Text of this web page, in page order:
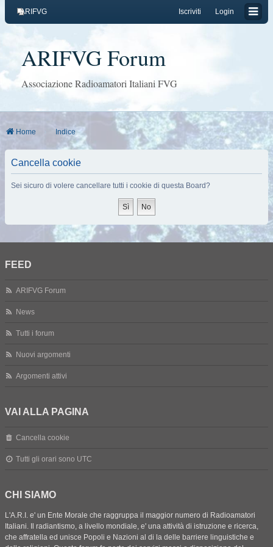
Login
Iscriviti
ARIFVG
ARIFVG Forum
Associazione Radioamatori Italiani FVG
Home Indice
Cancella cookie
Sei sicuro di volere cancellare tutti i cookie di questa Board?
FEED
ARIFVG Forum
News
Tutti i forum
Nuovi argomenti
Argomenti attivi
VAI ALLA PAGINA
Cancella cookie
Tutti gli orari sono UTC
CHI SIAMO
L'A.R.I. e' un Ente Morale che raggruppa il maggior numero di Radioamatori
Italiani. Il radiantismo, a livello mondiale, e' una attività di istruzione e ricerca,
che affratella ed unisce Popoli e Nazioni al di la delle barriere linguistiche e